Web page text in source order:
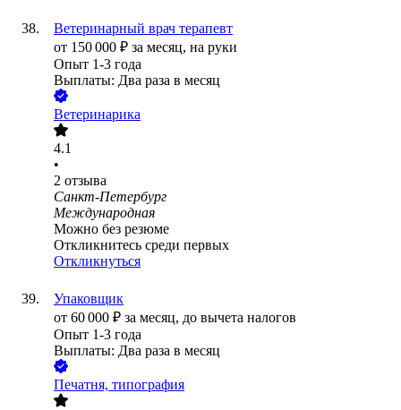
Ветеринарный врач терапевт
от 150 000 ₽ за месяц, на руки
Опыт 1-3 года
Выплаты: Два раза в месяц
Ветеринарика
4.1
•
2 отзыва
Санкт-Петербург
Международная
Можно без резюме
Откликнитесь среди первых
Откликнуться
Упаковщик
от 60 000 ₽ за месяц, до вычета налогов
Опыт 1-3 года
Выплаты: Два раза в месяц
Печатня, типография